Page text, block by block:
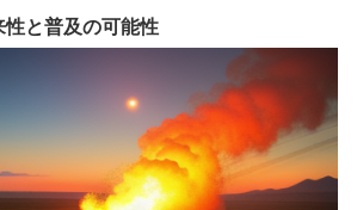
と普及の可能性